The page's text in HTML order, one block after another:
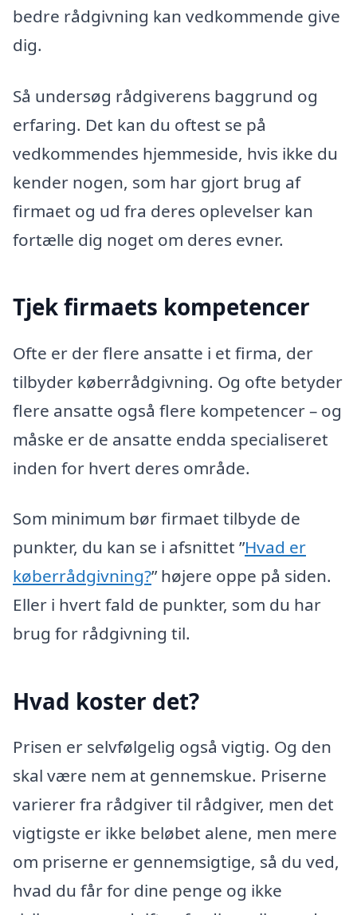
bedre rådgivning kan vedkommende give
dig.
Så undersøg rådgiverens baggrund og
erfaring. Det kan du oftest se på
vedkommendes hjemmeside, hvis ikke du
kender nogen, som har gjort brug af
firmaet og ud fra deres oplevelser kan
fortælle dig noget om deres evner.
Tjek firmaets kompetencer
Ofte er der flere ansatte i et firma, der
tilbyder køberrådgivning. Og ofte betyder
flere ansatte også flere kompetencer – og
måske er de ansatte endda specialiseret
inden for hvert deres område.
Som minimum bør firmaet tilbyde de
punkter, du kan se i afsnittet ”Hvad er
køberrådgivning?” højere oppe på siden.
Eller i hvert fald de punkter, som du har
brug for rådgivning til.
Hvad koster det?
Prisen er selvfølgelig også vigtig. Og den
skal være nem at gennemskue. Priserne
varierer fra rådgiver til rådgiver, men det
vigtigste er ikke beløbet alene, men mere
om priserne er gennemsigtige, så du ved,
hvad du får for dine penge og ikke